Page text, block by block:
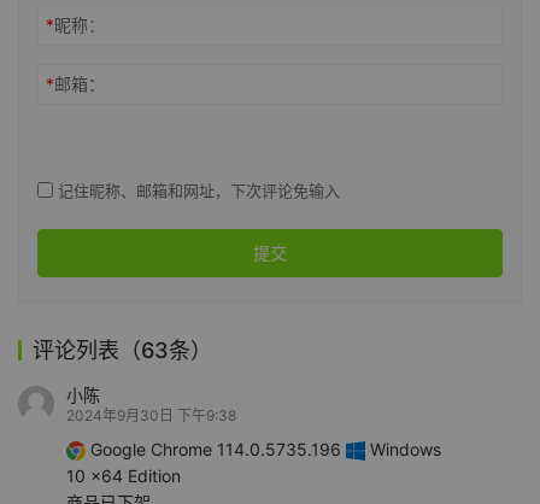
*昵称：
*邮箱：
记住昵称、邮箱和网址，下次评论免输入
提交
评论列表（63条）
小陈
2024年9月30日 下午9:38
Google Chrome 114.0.5735.196
Windows
10 x64 Edition